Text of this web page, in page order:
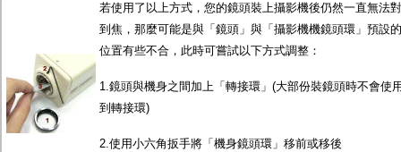
若使用了以上方式，您的鏡頭裝上攝影機後仍然一直無法對
到焦，那麼可能是與「鏡頭」與「攝影機機鏡頭環」預設的
位置有些不合，此時可嘗試以下方式調整：
1.鏡頭與機身之間加上「轉接環」(大部份裝鏡頭時不會使
到轉接環)
2.使用小六角扳手將「機身鏡頭環」移前或移後